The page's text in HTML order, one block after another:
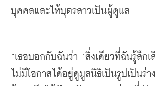
บุคคลและให้บุตรสาวเป็นผู้ดูแล
“เธอบอกกับฉันว่า ‘สิ่งเดียวที่ฉันรู้สึก
ไม่มีโอกาสได้อยู่ดูมูลนิธิเป็นรูปเป็นร่าง